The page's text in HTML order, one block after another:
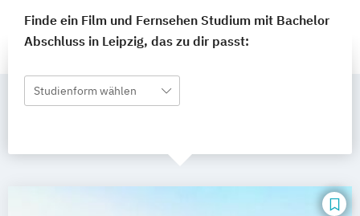
Finde ein Film und Fernsehen Studium mit Bachelor
Abschluss in Leipzig, das zu dir passt:
Studienform wählen